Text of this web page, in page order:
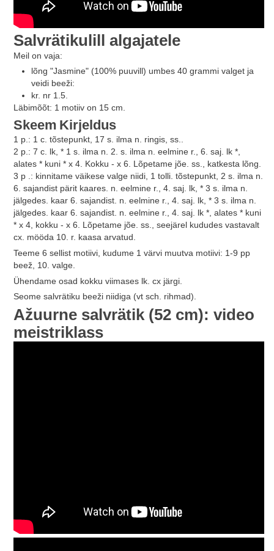
Salvrätikulill algajatele
Meil on vaja:
lõng "Jasmine" (100% puuvill) umbes 40 grammi valget ja
veidi beeži:
kr. nr 1.5.
Läbimõõt: 1 motiiv on 15 cm.
Skeem Kirjeldus
1 p.: 1 c. tõstepunkt, 17 s. ilma n. ringis, ss..
2 p.: 7 c. lk, * 1 s. ilma n. 2. s. ilma n. eelmine r., 6. saj. lk *,
alates * kuni * x 4. Kokku - x 6. Lõpetame jõe. ss., katkesta lõng.
3 p .: kinnitame väikese valge niidi, 1 tolli. tõstepunkt, 2 s. ilma n.
6. sajandist pärit kaares. n. eelmine r., 4. saj. lk, * 3 s. ilma n.
jälgedes. kaar 6. sajandist. n. eelmine r., 4. saj. lk, * 3 s. ilma n.
jälgedes. kaar 6. sajandist. n. eelmine r., 4. saj. lk *, alates * kuni
* x 4, kokku - x 6. Lõpetame jõe. ss., seejärel kududes vastavalt
cx. mööda 10. r. kaasa arvatud.
Teeme 6 sellist motiivi, kudume 1 värvi muutva motiivi: 1-9 pp
beež, 10. valge.
Ühendame osad kokku viimases lk. cx järgi.
Seome salvrätiku beeži niidiga (vt sch. rihmad).
Ažuurne salvrätik (52 cm): video
meistriklass